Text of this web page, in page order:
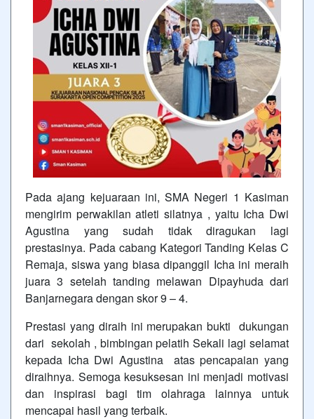
Pada ajang kejuaraan ini, SMA Negeri 1 Kasiman
mengirim perwakilan atleti silatnya , yaitu Icha Dwi
Agustina yang sudah tidak diragukan lagi
prestasinya. Pada cabang Kategori Tanding Kelas C
Remaja, siswa yang biasa dipanggil Icha ini meraih
juara 3 setelah tanding melawan Dipayhuda dari
Banjarnegara dengan skor 9 – 4.
Prestasi yang diraih ini merupakan bukti dukungan
dari sekolah , bimbingan pelatih Sekali lagi selamat
kepada Icha Dwi Agustina atas pencapaian yang
diraihnya. Semoga kesuksesan ini menjadi motivasi
dan inspirasi bagi tim olahraga lainnya untuk
mencapai hasil yang terbaik.